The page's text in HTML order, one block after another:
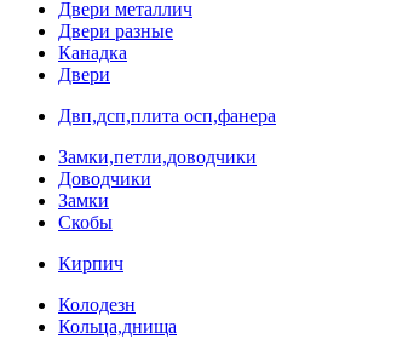
Двери металлич
Двери разные
Канадка
Двери
Двп,дсп,плита осп,фанера
Замки,петли,доводчики
Доводчики
Замки
Скобы
Кирпич
Колодезн
Кольца,днища